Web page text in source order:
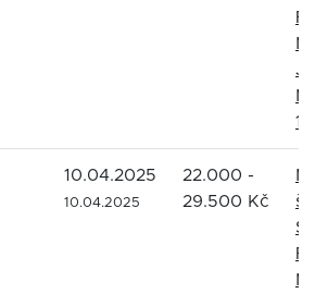
10.04.2025
10.04.2025
22.000 -
29.500 Kč